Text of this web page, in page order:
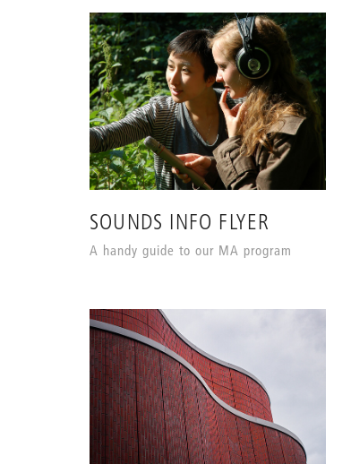
SOUNDS INFO FLYER
A handy guide to our MA program